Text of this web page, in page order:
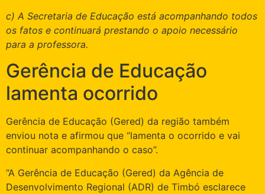
c) A Secretaria de Educação está acompanhando todos
os fatos e continuará prestando o apoio necessário
para a professora.
Gerência de Educação
lamenta ocorrido
Gerência de Educação (Gered) da região também
enviou nota e afirmou que “lamenta o ocorrido e vai
continuar acompanhando o caso”.
“A Gerência de Educação (Gered) da Agência de
Desenvolvimento Regional (ADR) de Timbó esclarece